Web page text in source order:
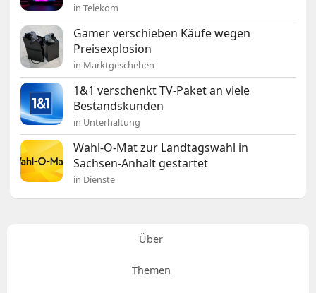
in Telekom
Gamer verschieben Käufe wegen
Preisexplosion
in Marktgeschehen
1&1 verschenkt TV-Paket an viele
Bestandskunden
in Unterhaltung
Wahl-O-Mat zur Landtagswahl in
Sachsen-Anhalt gestartet
in Dienste
Über
Themen